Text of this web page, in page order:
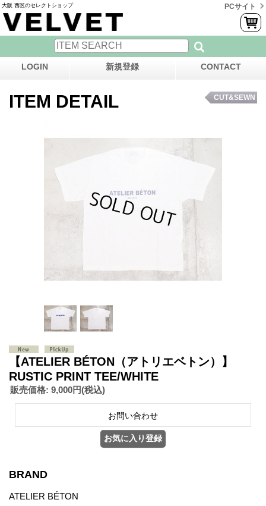
大阪 西区のセレクトショップ PCサイト
LOGIN 新規登録 CONTACT
ITEM DETAIL CUT&SEWN
【ATELIER BÉTON（アトリエベトン）】
RUSTIC PRINT TEE/WHITE
販売価格: 9,000円(税込)
BRAND
ATELIER BÉTON